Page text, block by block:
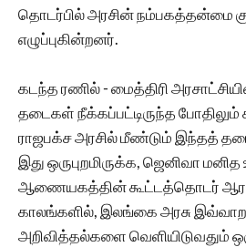
தொடர்பில் அரசின் நம்பகத்தன்மை
எழுப்புகின்றனர்.
கடந்த ரணில் - மைத்திரி
தடைகள் நீக்கப்பட்டிருந்த
ராஜபக்ச அரசில் மீண்டும் இந்தத்
இது ஒருபுறமிருக்க, ஜெனிவா
ஆணையகத்தின் கூட்டத்தொடர்
காலங்களில், இலங்கை அரசு
அறிவித்தல்களை வெளியிடுவதும்